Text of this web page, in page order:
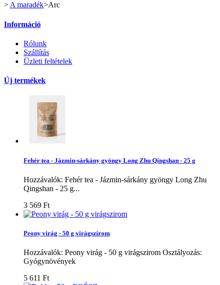
> A maradék>Arc
Információ
Rólunk
Szállítás
Üzleti feltételek
Új termékek
Fehér tea - Jázmin-sárkány gyöngy Long Zhu Qingshan - 25 g
Hozzávalók: Fehér tea - Jázmin-sárkány gyöngy Long Zhu
Qingshan - 25 g...
3 569 Ft‎
Peony virág - 50 g virágszirom
Hozzávalók: Peony virág - 50 g virágszirom Osztályozás:
Gyógynövények
5 611 Ft‎